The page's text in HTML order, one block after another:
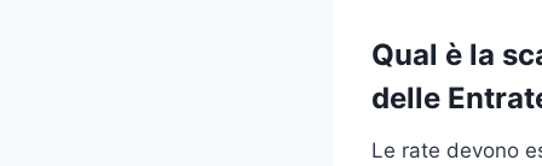
Qual è la
delle
Le rate devono